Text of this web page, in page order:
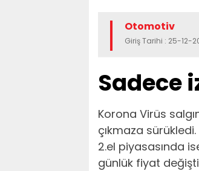
Otomotiv
Giriş Tarihi : 25-12-
Sadece
Korona Virüs
çıkmaza
2.el piyasasında
günlük fiyat